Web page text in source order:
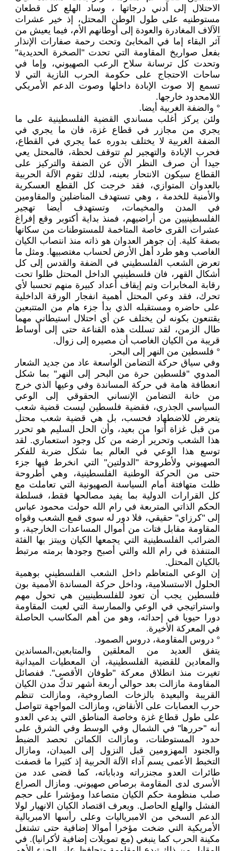
الاحتلال إلى أدني درجاتها ، وساد الهلع كل قطعان
مستوطنيه على طول الوطن المحتل، إذ خير عشرات
الآلاف المغادرة والعودة إلى أوطانهم الأم، فيما يعيش من
آثر البقاء إما في المخابئ وتحت رحمة صفارات الإنذار
بفعل صواريخ المقاومة التي تحدت "الصخرة الحديدية"
وتحدت كل ترسانة سلاح الرعب الصهيوني، وإما في
ساحات الاحتجاج على حكومة الحرب النازية التي لا
تسمع إلا صوت الإبادة داخلها وصوت الدعم الأمريكي
اللامحدود خارجها.
° والضفة الغربية أيضا.
ولئن يركز أغلب مساندي القضية الفلسطينية على ما
يجري من مجازر في قطاع غزة، فان ما يجري في
الضفة الغربية لا يختلف بدوره عما يجري في القطاع،
فحرب الإبادة والتهجير لم تتوقف لحظة، فالمحتل يعي
جيدا أن صرف النظر الآن عن الضفة والتركيز على
القطاع سيكون الانتحار بعينه، لذلك تقوم الآلة الحربية
بالعدوان المتوازي، فقد خرجت كل القطع العسكرية
والأمنية للخدمة ، وهي تستهدف المناضلين والمقاومين
في المدن والمخيمات، وتستهدف أيضا تهجير
الفلسطينيين من أراضيهم، فمنذ بداية أكتوبر وقع إفراغ
عشرات القرى خاصة المتاخمة للمستوطنات من سكانها
بصفة كلية. إن جوهر العدوان هو ذاته منذ انتصاب الكيان
الغاصب وهو طرد أهل الأرض لحساب مغتصبيها. ومثل ما
تعرض الشعب الفلسطيني في الضفة والقدس إلى كل
أشكال القهر، فان فلسطينيي الداخل المحتل ظلوا تحت
رقابة المخابرات وتم إيقاف أعداد كبيرة منهم تحسبا لأي
تحرك، فقد وعي المحتل أهمية انفجار الورقة الداخلية
على حاضره ومستقبله الذي بدأ جزء هام من المتتبعين
يقتنعون بكونه لن يختلف عن أي احتلال استيطاني مهما
طال الزمن، لقد تسللت هذه القناعة حتى إلى أوساط
قريبة من الكيان الغاصب أن مصيره إلى زوال.
° فلسطين من النهر إلى البحر.
وفي سياق حركة التضامن الواسعة عاد من جديد الشعار
المدوي "فلسطين حرة من البحر إلى النهر" بما شكل
انعطافة هامة في حركة المساندة وفي وعيها الذي خرج
من خانة التضامن الإنساني الحقوقي إلى الوعي
السياسي الجذري، فقضية فلسطين ليست قضية شعب
يتعرض للاضطهاد فحسب، بل هي قضية شعب محتل
من قبل غزاة أتوا من بعيد، وأن الحل السليم هو تحرر
هذا الشعب وتحرير أرضه من كل وجود استعماري. لقد
توسع هذا الوعي في العالم بما شكل ضربة للفكر
الصهيوني ولأطروحة "الدولتين" التي انخرط فيها جزء
حتى من الحركة الوطنية الفلسطينية، وهي أطروحة
ظلت متهافتة أمام السياسة الصهيونية التي تعاملت مع
كل القرارات الدولية بما يفيد مصالحها فقط، فسلطة
الحكم الذاتي المتربعة في رام الله حولت محمود عباس
إلى "كرزاي" حقيقي، فلا دور له سوى قمع الشعب وقواه
المقاومة مقابل فتات من أموال المساعدات الخارجية، و
الضرائب الفلسطينية التي يجمعها الكيان ويبتز بها الفئة
المتنفذة في رام الله والتي أصبح وجودها برمته مرتبط
بالكيان المحتل.
إن الوعي المتعاظم داخل الشعب الفلسطيني بوهمية
الحلول الاستسلامية، وداخل حركة المساندة الأممية بون
فلسطين يجب أن تعود للفلسطينيين هي تحول مهم
واستراتيجي في الوعي والممارسة التي لعبت المقاومة
دورا حيويا في إحداثه، وهو من أهم المكاسب الحاصلة
في المعركة الأخيرة.
° دروس المقاومة، دروس الصمود.
يتفق العديد من المعلقين والمتابعين،المساندين
والمعادين للقضية الفلسطينية، أن المعطيات الميدانية
تغيرت منذ انطلاق معركة "طوفان الأقصى". ففصائل
المقاومة مازالت بعد حوالي أربعة أشهر تدكّ مدن الكيان
القريبة والبعيدة بالزخات الصاروخية، ومازالت تنظم
حرب العصابات على الأنقاض، ومازالت المواجهة تتواصل
على طول قطاع غزة وخاصة المناطق التي يدعي العدو
أنه "حررها" في الشمال وفي الوسط وفي الشرق على
حدود المستوطنات، ومازالت الكمائن تحصد الضبط
والجنود المهزومين قبل النزول إلى الميدان، ومازال
التخبط الأعمى يسم آداء الآلة الحربية إذ كثيرا ما قصفت
طائرات العدو مجنزراته ودباباته، كما قضى عدد من
الأسرى لدى المقاومة برصاص صهيوني. ومازال الصراع
صلب منظومة حكم الكيان متصاعدا ومؤشرا على حجم
الفشل والهلع الحاصل. ويعرف اقتصاد الكيان الانهيار لولا
الدعم السخي من الامبرياليات وعلى رأسها الامبريالية
الأمريكية التي ضخت مؤخرا أموالا إضافية حتى تشتغل
مكينة الحرب كما ينبغي (مع تمويلات إضافية لأكرانيا). في